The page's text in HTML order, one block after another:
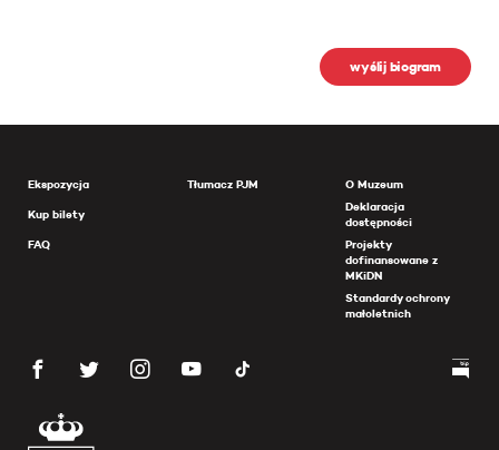
wyślij biogram
Ekspozycja
Kup bilety
FAQ
Tłumacz PJM
O Muzeum
Deklaracja
dostępności
Projekty
dofinansowane z
MKiDN
Standardy ochrony
małoletnich